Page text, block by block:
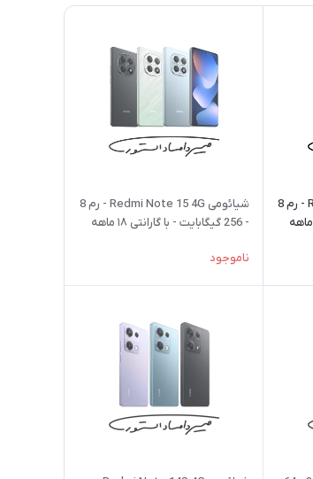
شیائومی Redmi Note 14 4G - رم 8
- 256 گیگابایت - با گارانتی ۱۸ ماهه
شیائومی Redmi Note 15 4G - رم 8
- 256 گیگابایت - با گارانتی ۱۸ ماهه
ناموجود